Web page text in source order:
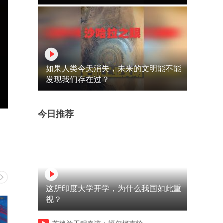
如果人类今天消失，未来的文明能不能
发现我们存在过？
今日推荐
这所印度大学开学，为什么我国如此重
视？